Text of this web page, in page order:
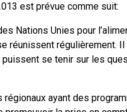
est prévue comme suit:
Nations Unies pour
réunissent régulièrement.
se tenir sur les
ayant des